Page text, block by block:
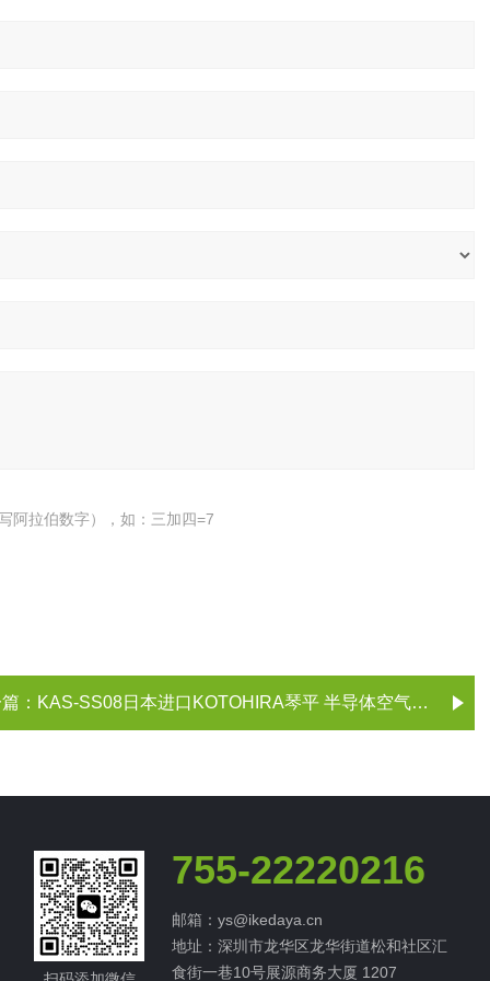
阿拉伯数字），如：三加四=7
： KAS-SS08日本进口KOTOHIRA琴平 半导体空气淋浴器
755-22220216
邮箱：ys@ikedaya.cn
地址：深圳市龙华区龙华街道松和社区汇
食街一巷10号展源商务大厦 1207